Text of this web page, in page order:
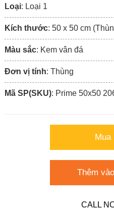
Loại: Loại 1
Kích thước: 50 x 50 cm
Màu sắc: Kem vân đá
Đơn vị tính: Thùng
Mã SP(SKU): Prime 50x50
Mua
Thêm
CALL